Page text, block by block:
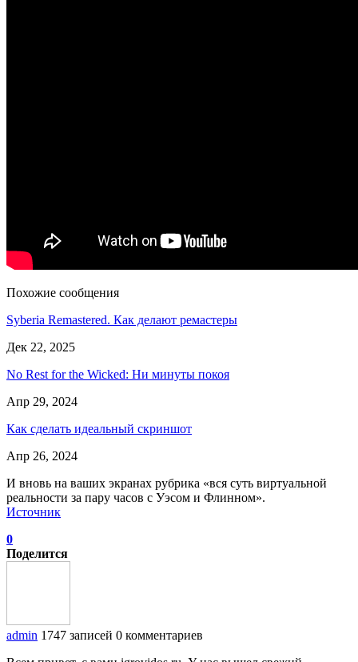
Похожие сообщения
Syberia Remastered. Как делают ремастеры
Дек 22, 2025
No Rest for the Wicked: Ни минуты покоя
Апр 29, 2024
Как сделать идеальный скриншот
Апр 26, 2024
И вновь на ваших экранах рубрика «вся суть виртуальной
реальности за пару часов с Уэсом и Флинном».
Источник
0
Поделится
admin 1747 записей 0 комментариев